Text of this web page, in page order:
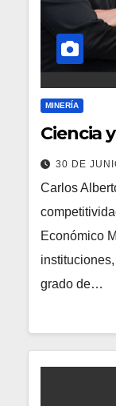
MINERÍA
Ciencia
30 DE
Carlos
Económico
grado de…